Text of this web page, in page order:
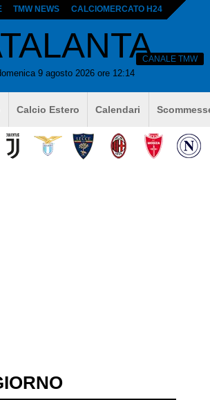
TMW NEWS CALCIOMERCATO H24
9 agosto 2026 ore 12:14
CANALE TMW
Calcio Estero Calendari